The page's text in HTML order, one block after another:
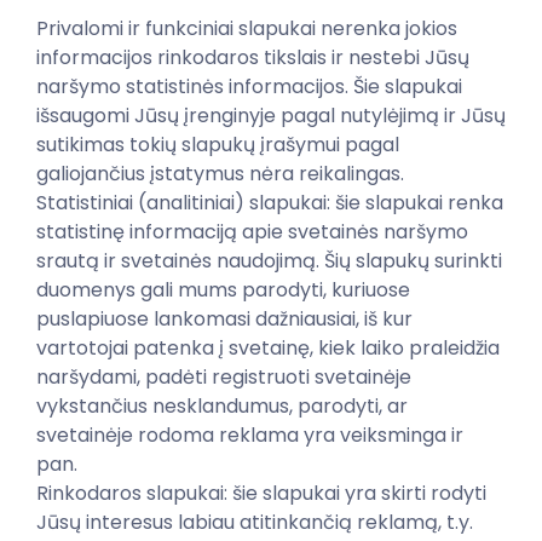
Privalomi ir funkciniai slapukai nerenka jokios
informacijos rinkodaros tikslais ir nestebi Jūsų
naršymo statistinės informacijos. Šie slapukai
išsaugomi Jūsų įrenginyje pagal nutylėjimą ir Jūsų
sutikimas tokių slapukų įrašymui pagal
galiojančius įstatymus nėra reikalingas.
Statistiniai (analitiniai) slapukai: šie slapukai renka
statistinę informaciją apie svetainės naršymo
srautą ir svetainės naudojimą. Šių slapukų surinkti
duomenys gali mums parodyti, kuriuose
puslapiuose lankomasi dažniausiai, iš kur
vartotojai patenka į svetainę, kiek laiko praleidžia
naršydami, padėti registruoti svetainėje
vykstančius nesklandumus, parodyti, ar
svetainėje rodoma reklama yra veiksminga ir
pan.
Rinkodaros slapukai: šie slapukai yra skirti rodyti
Jūsų interesus labiau atitinkančią reklamą, t.y.